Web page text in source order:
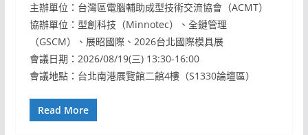
主辦單位：台灣區電腦輔助成型技術交流協會（ACMT）
協辦單位：型創科技（Minnotec）、全鏈管理
（GSCM）、展昭國際、2026台北國際模具展
會議日期：2026/08/19(三) 13:30-16:00
會議地點：台北南港展覽館二館4樓（S1330論壇區）
Read More